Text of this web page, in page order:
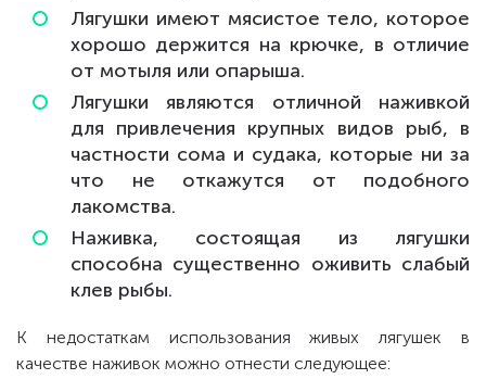
Лягушки имеют мясистое тело, которое
хорошо держится на крючке, в отличие
от мотыля или опарыша.
Лягушки являются отличной наживкой
для привлечения крупных видов рыб, в
частности сома и судака, которые ни за
что не откажутся от подобного
лакомства.
Наживка, состоящая из лягушки
способна существенно оживить слабый
клев рыбы.
К недостаткам использования живых лягушек в
качестве наживок можно отнести следующее: